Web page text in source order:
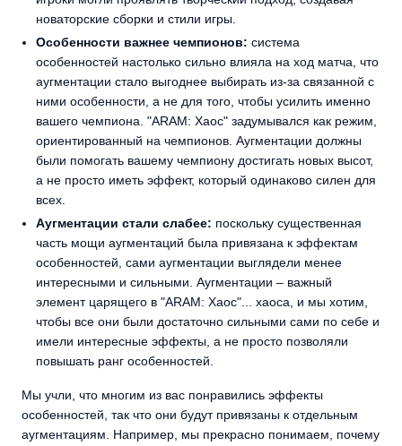
новаторские сборки и стили игры.
Особенности важнее чемпионов: система
особенностей настолько сильно влияла на ход матча, что
аугментации стало выгоднее выбирать из-за связанной с
ними особенности, а не для того, чтобы усилить именно
вашего чемпиона. "ARAM: Хаос" задумывался как режим,
ориентированный на чемпионов. Аугментации должны
были помогать вашему чемпиону достигать новых высот,
а не просто иметь эффект, который одинаково силен для
всех.
Аугментации стали слабее: поскольку существенная
часть мощи аугментаций была привязана к эффектам
особенностей, сами аугментации выглядели менее
интересными и сильными. Аугментации – важный
элемент царящего в "ARAM: Хаос"... хаоса, и мы хотим,
чтобы все они были достаточно сильными сами по себе и
имели интересные эффекты, а не просто позволяли
повышать ранг особенностей.
Мы учли, что многим из вас понравились эффекты
особенностей, так что они будут привязаны к отдельным
аугментациям. Например, мы прекрасно понимаем, почему